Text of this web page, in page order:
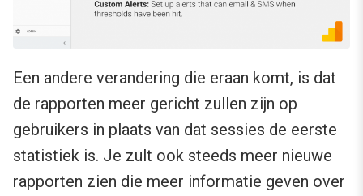
Een andere verandering die eraan komt, is dat
de rapporten meer gericht zullen zijn op
gebruikers in plaats van dat sessies de eerste
statistiek is. Je zult ook steeds meer nieuwe
rapporten zien die meer informatie geven over